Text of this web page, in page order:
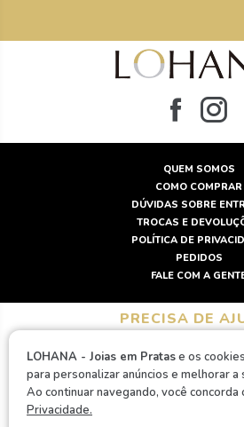
QUEM SOMOS
COMO COMPRAR
DÚVIDAS SOBRE
TROCAS E
POLÍTICA DE
PEDIDOS
FALE COM A
PRECISA DE
LUMAZ COMERCIO DE BIJUTERIAS E
10.846.963/0001-64 / SÃO
LOHANA - Joias em Pratase os
para personalizar anúncios e melhorar a
Ao continuar navegando, você concorda
Privacidade.